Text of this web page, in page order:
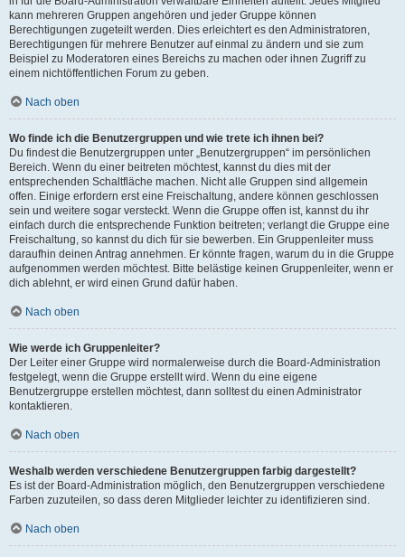
kann mehreren Gruppen angehören und jeder Gruppe können
Berechtigungen zugeteilt werden. Dies erleichtert es den Administratoren,
Berechtigungen für mehrere Benutzer auf einmal zu ändern und sie zum
Beispiel zu Moderatoren eines Bereichs zu machen oder ihnen Zugriff zu
einem nichtöffentlichen Forum zu geben.
Nach oben
Wo finde ich die Benutzergruppen und wie trete ich ihnen bei?
Du findest die Benutzergruppen unter „Benutzergruppen“ im persönlichen
Bereich. Wenn du einer beitreten möchtest, kannst du dies mit der
entsprechenden Schaltfläche machen. Nicht alle Gruppen sind allgemein
offen. Einige erfordern erst eine Freischaltung, andere können geschlossen
sein und weitere sogar versteckt. Wenn die Gruppe offen ist, kannst du ihr
einfach durch die entsprechende Funktion beitreten; verlangt die Gruppe eine
Freischaltung, so kannst du dich für sie bewerben. Ein Gruppenleiter muss
daraufhin deinen Antrag annehmen. Er könnte fragen, warum du in die Gruppe
aufgenommen werden möchtest. Bitte belästige keinen Gruppenleiter, wenn er
dich ablehnt, er wird einen Grund dafür haben.
Nach oben
Wie werde ich Gruppenleiter?
Der Leiter einer Gruppe wird normalerweise durch die Board-Administration
festgelegt, wenn die Gruppe erstellt wird. Wenn du eine eigene
Benutzergruppe erstellen möchtest, dann solltest du einen Administrator
kontaktieren.
Nach oben
Weshalb werden verschiedene Benutzergruppen farbig dargestellt?
Es ist der Board-Administration möglich, den Benutzergruppen verschiedene
Farben zuzuteilen, so dass deren Mitglieder leichter zu identifizieren sind.
Nach oben